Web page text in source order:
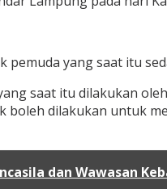
yang saat itu
saat itu dilakukan
dilakukan untuk
dan Wawasan